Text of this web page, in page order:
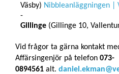
Väsby) Nibbleanläggningen |
Gillinge (Gillinge 10,
Vid frågor ta gärna kontakt
Affärsingenjör på telefon 073-
0894561 alt.